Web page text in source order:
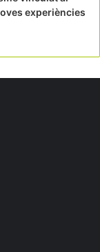
experiències